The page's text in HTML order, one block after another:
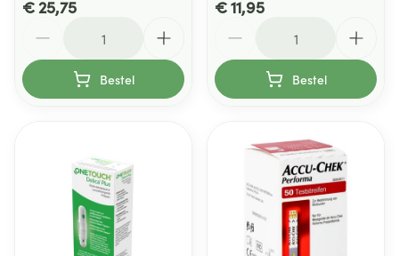
€ 25,75
Bestel
€ 11,95
Bestel